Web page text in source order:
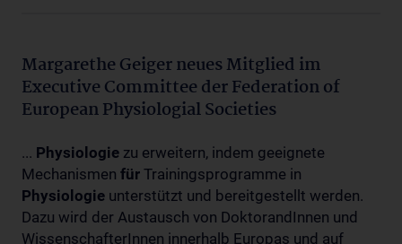
Margarethe Geiger neues Mitglied im
Executive Committee der Federation of
European Physiologial Societies
... Physiologie zu erweitern, indem geeignete
Mechanismen für Trainingsprogramme in
Physiologie unterstützt und bereitgestellt werden.
Dazu wird der Austausch von DoktorandInnen und
WissenschafterInnen innerhalb Europas und auf